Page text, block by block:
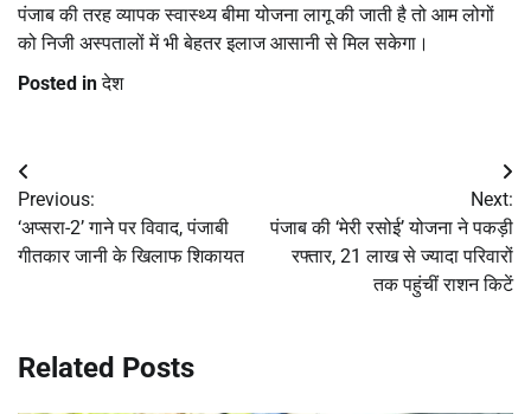
पंजाब की तरह व्यापक स्वास्थ्य बीमा योजना लागू की जाती है तो आम लोगों
को निजी अस्पतालों में भी बेहतर इलाज आसानी से मिल सकेगा।
Posted inदेश
Post
navigation
Previous:
‘अप्सरा-2’ गाने पर विवाद, पंजाबी
गीतकार जानी के खिलाफ शिकायत
Next:
पंजाब की ‘मेरी रसोई’ योजना ने पकड़ी
रफ्तार, 21 लाख से ज्यादा परिवारों
तक पहुंचीं राशन किटें
Related Posts